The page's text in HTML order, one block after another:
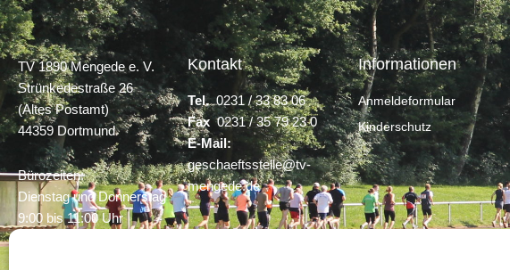
TV 1890 Mengede e. V.
Strünkedestraße 26
(Altes Postamt)
44359 Dortmund
Bürozeiten:
Dienstag und Donnerstag
9:00 bis 11:00 Uhr
Kontakt
Tel.0231 / 33 83 06
Fax0231 / 35 79 23 0
E-Mail:
geschaeftsstelle@tv-
mengede.de
Informationen
Anmeldeformular
Kinderschutz